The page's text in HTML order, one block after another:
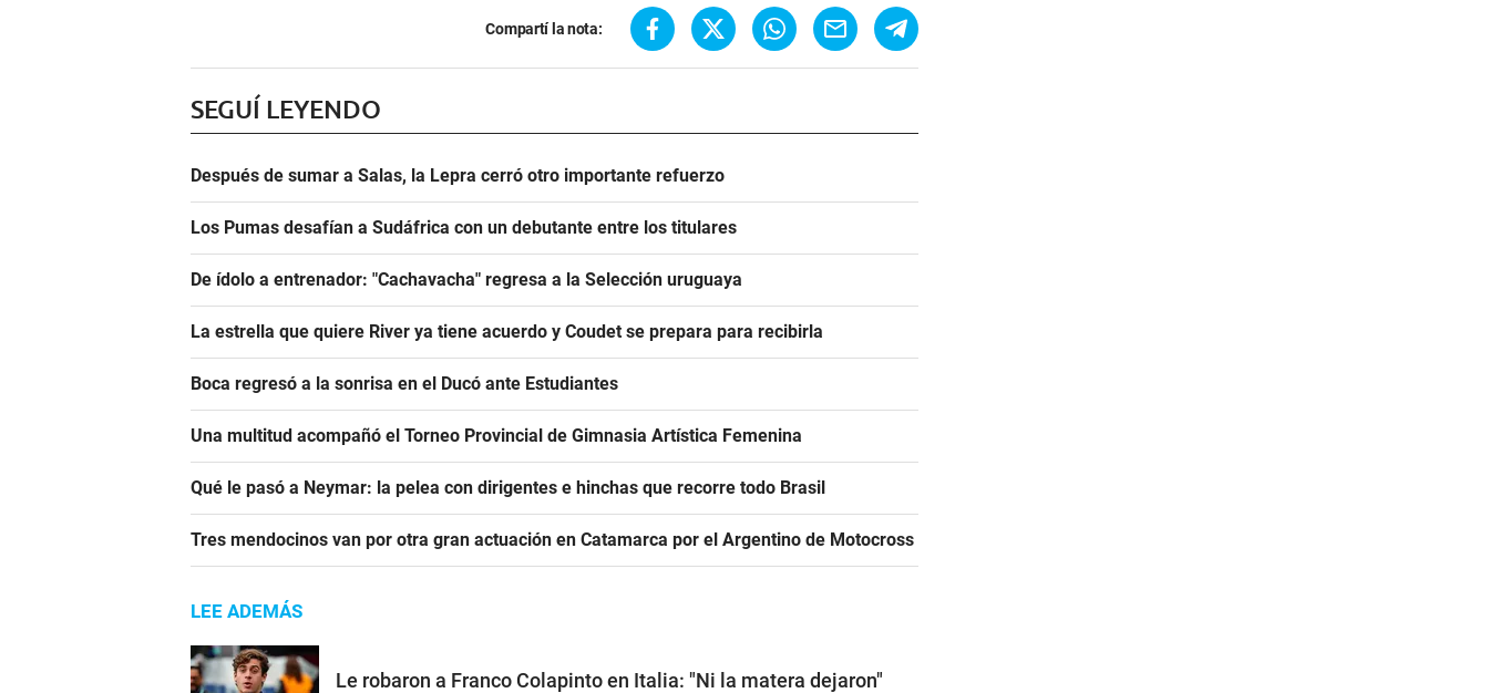
Compartí la nota:
SEGUÍ LEYENDO
Después de sumar a Salas, la Lepra cerró otro importante refuerzo
Los Pumas desafían a Sudáfrica con un debutante entre los titulares
De ídolo a entrenador: "Cachavacha" regresa a la Selección uruguaya
La estrella que quiere River ya tiene acuerdo y Coudet se prepara para recibirla
Boca regresó a la sonrisa en el Ducó ante Estudiantes
Una multitud acompañó el Torneo Provincial de Gimnasia Artística Femenina
Qué le pasó a Neymar: la pelea con dirigentes e hinchas que recorre todo Brasil
Tres mendocinos van por otra gran actuación en Catamarca por el Argentino de Motocross
LEE ADEMÁS
Le robaron a Franco Colapinto en Italia: "Ni la matera dejaron"